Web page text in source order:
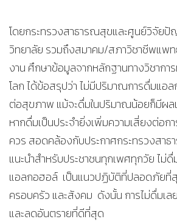
โดยกระทรวงสาธารณสุขและศูนย์วิจัยปั
วิทยาลัย รวมถึงสมาคม/สภาวิชาชีพแพ
งาน ศึกษาข้อมูลจากหลักฐานทางวิชาการ
โลก ได้ข้อสรุปว่า ไม่มีปริมาณการดื่มแอ
ต่อสุขภาพ แม้จะดื่มในปริมาณน้อยก็มีผ
หากดื่มเป็นประจำยิ่งเพิ่มความเสี่ยงต่อก
ควร สอดคล้องกับประกาศกระทรวงสา
แนะนำสำหรับประชาชนทุกเพศทุกวัย ไม่
แอลกอฮอล์ เป็นแนวปฏิบัติที่ปลอดภัย
ครอบครัว และสังคม ดังนั้น การไม่ดื่มเล
และลดอันตรายที่ดีที่สุด